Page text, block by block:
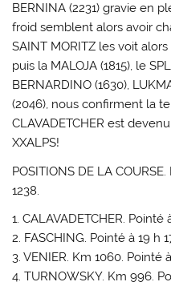
BERNINA (2231) gravie en
froid semblent alors avoir
SAINT MORITZ les voit
puis la MALOJA (1815), le
BERNARDINO (1630),
(2046), nous confirment la
CLAVADETCHER est
XXALPS!
POSITIONS DE LA
1238.
1. CALAVADETCHER. Pointé
2. FASCHING. Pointé à 19 h
3. VENIER. Km 1060. Pointé
4. TURNOWSKY. Km 996.